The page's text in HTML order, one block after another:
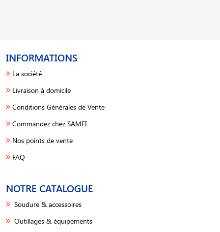
INFORMATIONS
La société
Livraison à domicile
Conditions Générales de Vente
Commandez chez SAMFI
Nos points de vente
FAQ
NOTRE CATALOGUE
Soudure & accessoires
Outillages & équipements